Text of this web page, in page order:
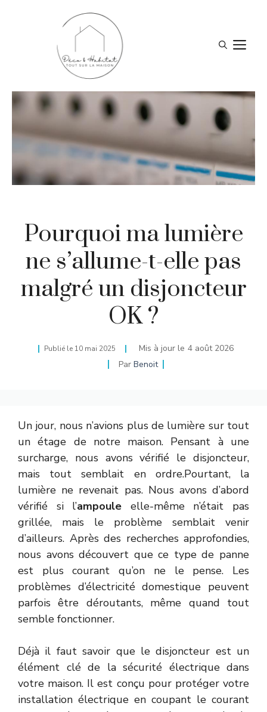
Pourquoi ma lumière
ne s’allume-t-elle pas
malgré un disjoncteur
OK ?
Publié le 10 mai 2025 Mis à jour le 4 août 2026
Par Benoit
Un jour, nous n’avions plus de lumière sur tout
un étage de notre maison. Pensant à une
surcharge, nous avons vérifié le disjoncteur,
mais tout semblait en ordre.Pourtant, la
lumière ne revenait pas. Nous avons d’abord
vérifié si l’ampoule elle-même n’était pas
grillée, mais le problème semblait venir
d’ailleurs. Après des recherches approfondies,
nous avons découvert que ce type de panne
est plus courant qu’on ne le pense. Les
problèmes d’électricité domestique peuvent
parfois être déroutants, même quand tout
semble fonctionner.
Déjà il faut savoir que le disjoncteur est un
élément clé de la sécurité électrique dans
votre maison. Il est conçu pour protéger votre
installation électrique en coupant le courant